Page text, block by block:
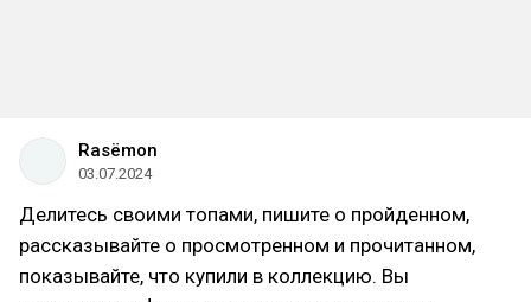
Rasёmon
03.07.2024
Делитесь своими топами, пишите о пройденном,
рассказывайте о просмотренном и прочитанном,
показывайте, что купили в коллекцию. Вы